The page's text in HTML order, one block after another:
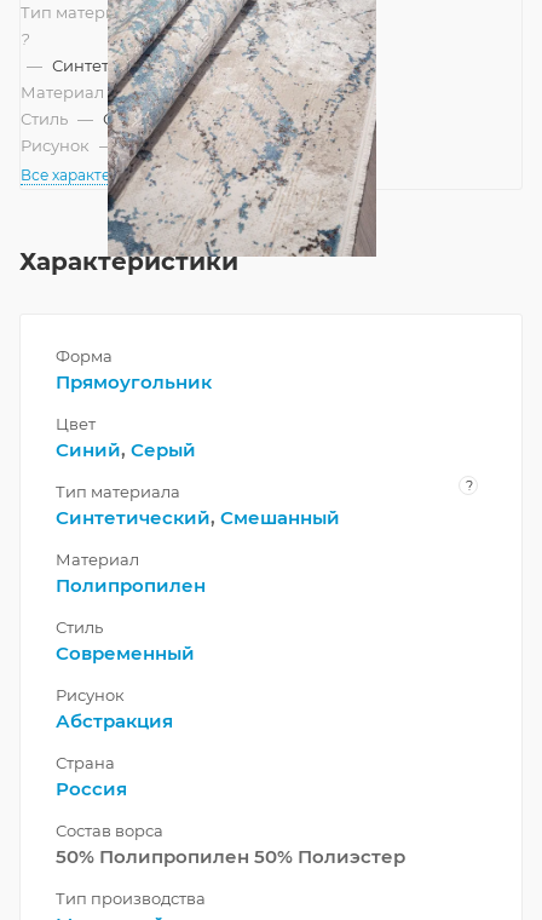
Тип материала
?
— Синтетический, Смешанный
Материал — Полипропилен
Стиль — Современный
Рисунок — Абстракция
Все характеристики
Характеристики
Форма
Прямоугольник
Цвет
Синий, Серый
Тип материала ?
Синтетический, Смешанный
Материал
Полипропилен
Стиль
Современный
Рисунок
Абстракция
Страна
Россия
Состав ворса
50% Полипропилен 50% Полиэстер
Тип производства